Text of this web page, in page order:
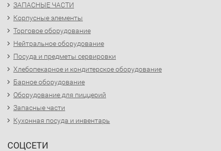
ЗАПАСНЫЕ ЧАСТИ
Корпусные элементы
Торговое оборудование
Нейтральное оборудование
Посуда и предметы сервировки
Хлебопекарное и кондитерское оборудование
Барное оборудование
Оборудование для пиццерий
Запасные части
Кухонная посуда и инвентарь
СОЦСЕТИ